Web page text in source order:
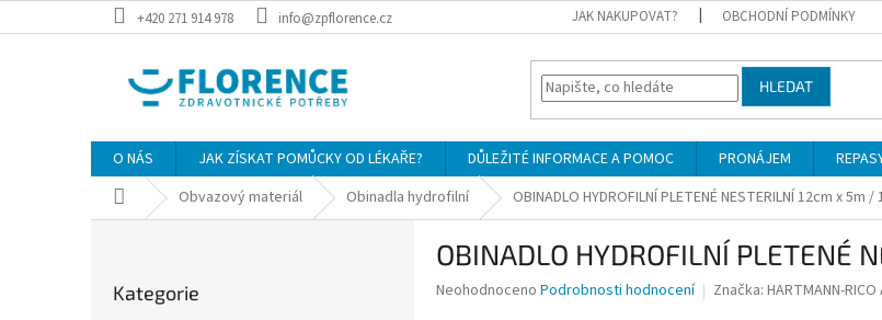
na
+420 271 914 978 info@zpflorence.cz JAK NAKUPOVAT? OBCHODNÍ PODMÍNKY
HLEDAT
O NÁS JAK ZÍSKAT POMŮCKY OD LÉKAŘE? DŮLEŽITÉ INFORMACE A POMOC PRONÁJEM
Domů Obvazový materiál Obinadla hydrofilní OBINADLO HYDROFILNÍ PLETENÉ NESTERILNÍ 12cm x 5m /
kategorie
Kategorie
OBINADLO HYDROFILNÍ PLETENÉ
Průměrné
Neohodnoceno Podrobnosti hodnocení Značka: HARTMANN-RICO